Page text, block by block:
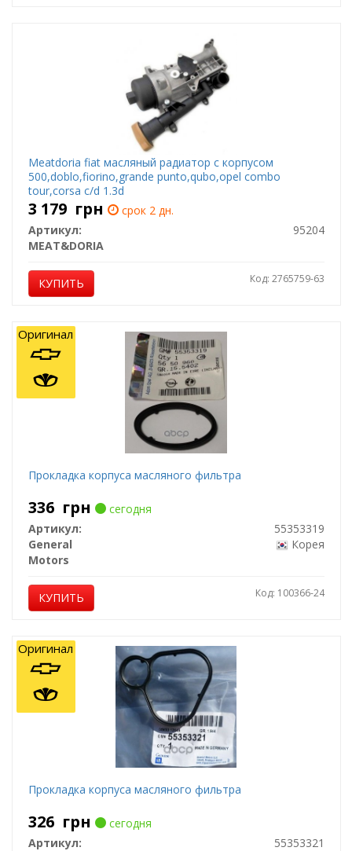
Meatdoria fiat масляный радиатор с корпусом
500,doblo,fiorino,grande punto,qubo,opel combo
tour,corsa c/d 1.3d
3 179 грн
срок 2 дн.
Артикул:
95204
MEAT&DORIA
КУПИТЬ Код: 2765759-63
Прокладка корпуса масляного фильтра
336 грн
сегодня
Артикул:
55353319
General
Motors
Корея
КУПИТЬ Код: 100366-24
Оригинал
Прокладка корпуса масляного фильтра
326 грн
сегодня
Артикул:
55353321
Оригинал